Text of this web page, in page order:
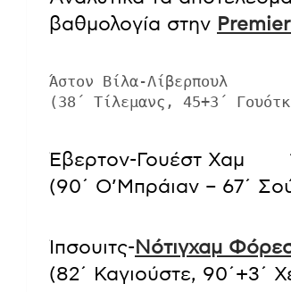
βαθμολογία στην
Άστον Βίλα-Λίβερπουλ
(38΄ Τίλεμανς, 45+3΄
Έβερτον-Γουέστ Χαμ
(90΄ Ο’Μπράιαν – 67΄
Ίπσουιτς- Νότιγχαμ
(82΄ Καγιούστε, 90΄+3΄